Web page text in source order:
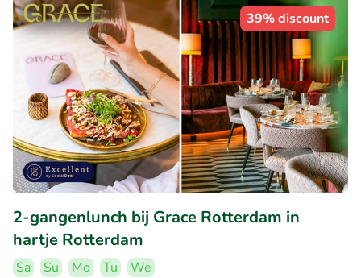
39% discount
2-gangenlunch bij Grace Rotterdam in
hartje Rotterdam
Sa Su Mo Tu
We